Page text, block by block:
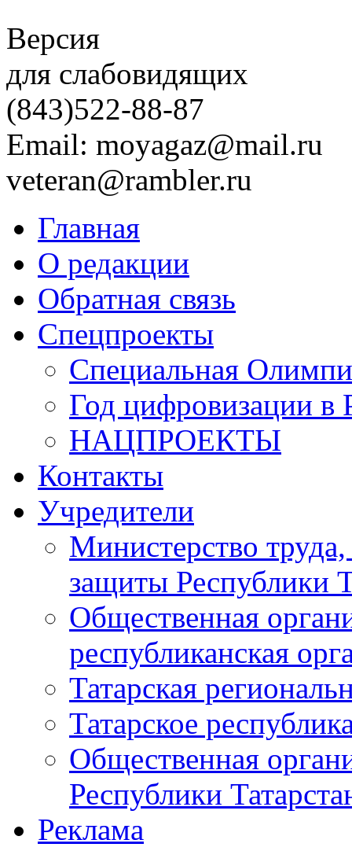
Версия
для слабовидящих
(843)522-88-87
Email: moyagaz@mail.ru
veteran@rambler.ru
Главная
О редакции
Обратная связь
Спецпроекты
Специальная
Год цифровизации в
НАЦПРОЕКТЫ
Контакты
Учредители
Министерство
защиты Республики
Общественная
республиканская
Татарская
Татарское
Общественная
Республики
Реклама